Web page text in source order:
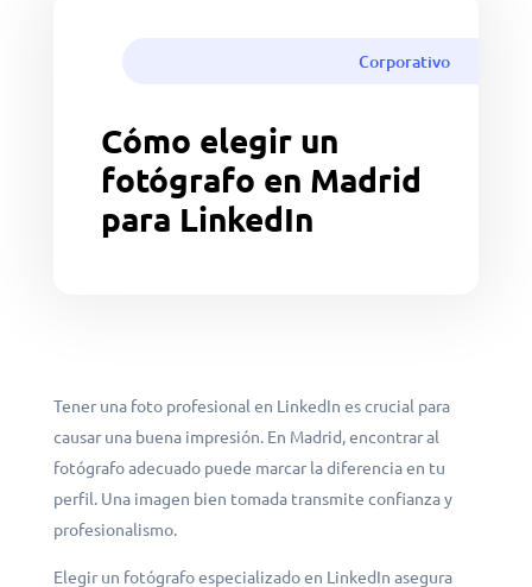
Corporativo
Cómo elegir un
fotógrafo en Madrid
para LinkedIn
Tener una foto profesional en LinkedIn es crucial para
causar una buena impresión. En Madrid, encontrar al
fotógrafo adecuado puede marcar la diferencia en tu
perfil. Una imagen bien tomada transmite confianza y
profesionalismo.
Elegir un fotógrafo especializado en LinkedIn asegura